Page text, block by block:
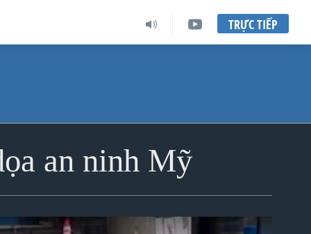
TRỰC TIẾP
an ninh Mỹ